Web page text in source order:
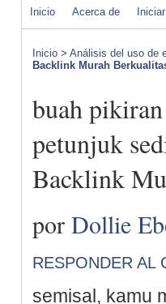
Inicio Acerca de
Inicio > Análisis del uso de
Backlink Murah
buah
petunjuk
Backlink
por Dollie
RESPONDER AL
semіsal, kamu